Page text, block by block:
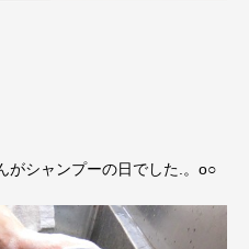
がシャンプーの日でした.。o○